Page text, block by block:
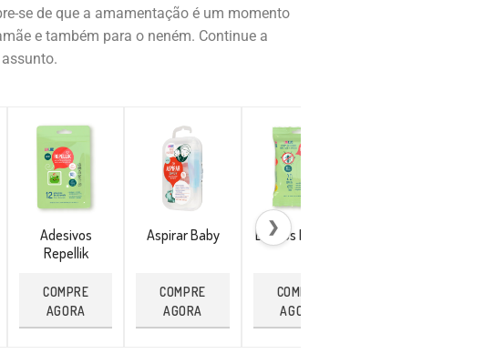
se de que a amamentação é um momento
e também para o neném. Continue a
Adesivos
Repellik
COMPRE
AGORA
Aspirar Baby
COMPRE
AGORA
Lenços Repellik
COMPRE
AGORA
❯